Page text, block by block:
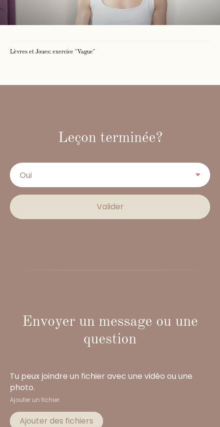
Lèvres et Joues: exercice "Vague"
Leçon terminée?
Valider
Envoyer un message ou une
question
Tu peux joindre un fichier avec une vidéo ou une
photo.
Ajouter un fichier.
Ajouter des fichiers